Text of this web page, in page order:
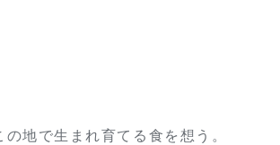
地で生まれ育てる食を想う。